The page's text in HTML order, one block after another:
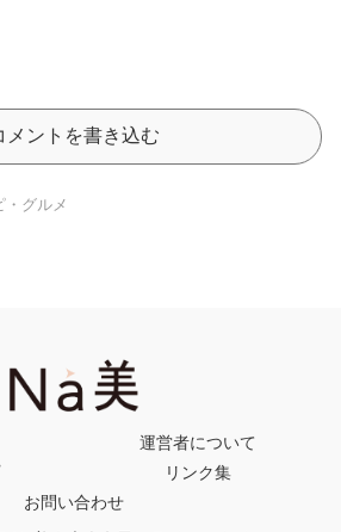
メントを書き込む
・グルメ
運営者について
リンク集
お問い合わせ